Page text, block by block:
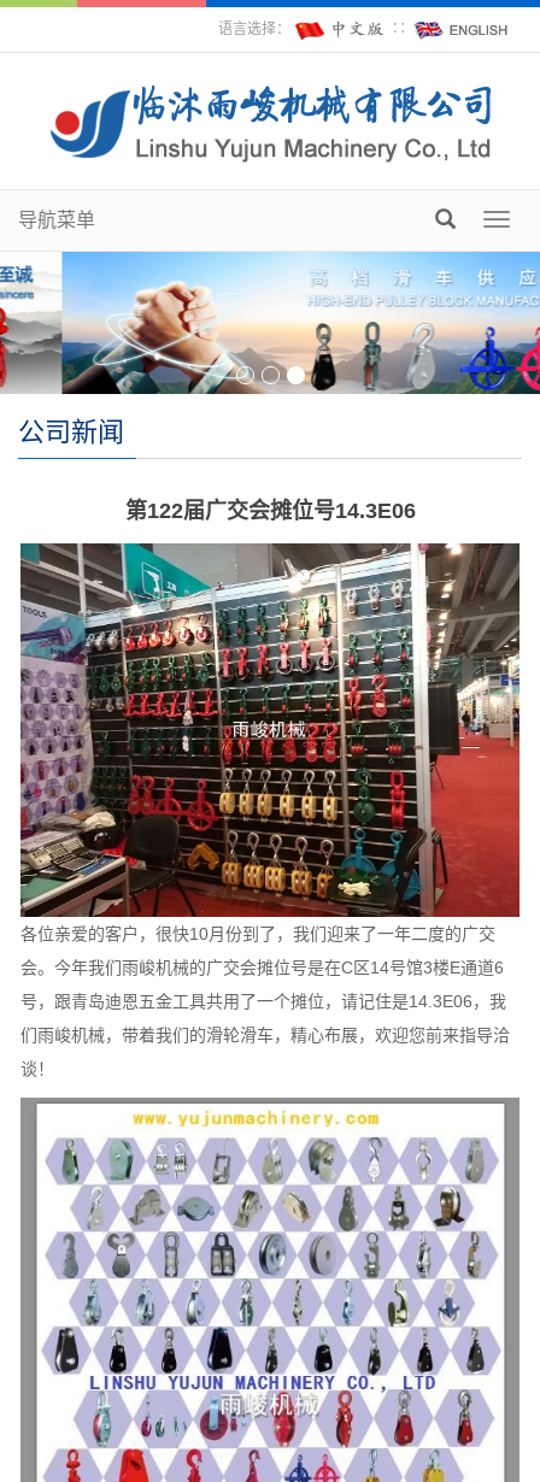
语言选择： ∷
导航菜单
公司新闻
第122届广交会摊位号14.3E06
各位亲爱的客户，很快10月份到了，我们迎来了一年二度的广交
会。今年我们雨峻机械的广交会摊位号是在C区14号馆3楼E通道6
号，跟青岛迪恩五金工具共用了一个摊位，请记住是14.3E06，我
们雨峻机械，带着我们的滑轮滑车，精心布展，欢迎您前来指导洽
谈！